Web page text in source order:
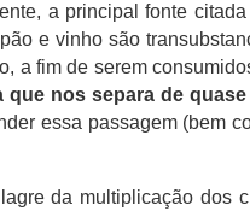
a principal fonte
e vinho são
a fim de serem
que nos separa de
essa passagem (bem
da multiplicação dos